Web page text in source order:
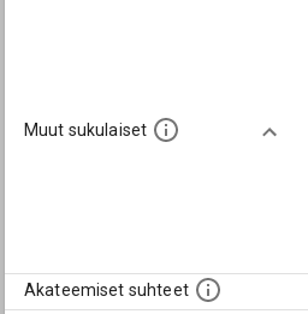
Muut sukulaiset
Akateemiset suhteet